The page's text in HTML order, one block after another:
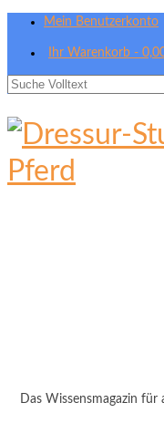
Mein Benutzerkonto
Ihr Warenkorb -
Suche
Das Wissensmagazin